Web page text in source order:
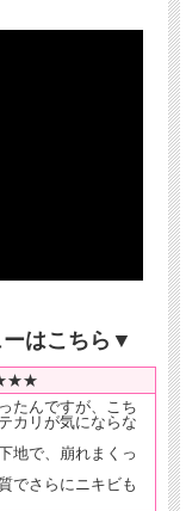
はこちら▼
たんですが、こち
カリが気にならな
地で、崩れまくっ
でさらにニキビも